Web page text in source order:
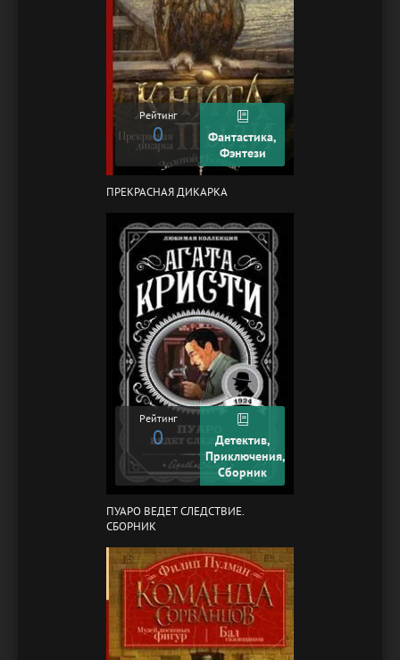
Рейтинг
0
Фантастика,
Фэнтези
ПРЕКРАСНАЯ ДИКАРКА
Рейтинг
0
Детектив,
Приключения,
Сборник
ПУАРО ВЕДЕТ СЛЕДСТВИЕ.
СБОРНИК